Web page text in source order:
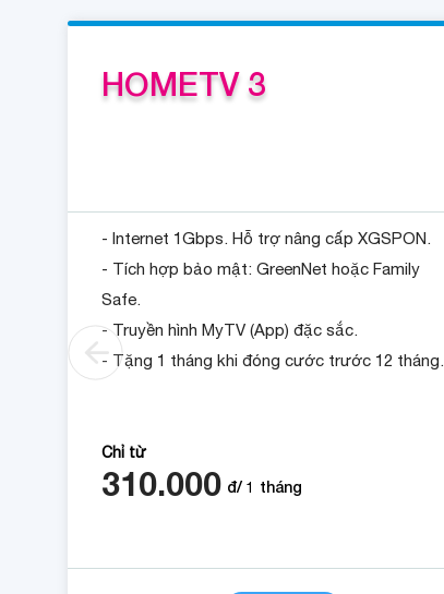
HOMETV 3
- Internet 1Gbps. Hỗ trợ nâng cấp XGSPON.
- Tích hợp bảo mật: GreenNet hoặc Family
Safe.
- Truyền hình MyTV (App) đặc sắc.
- Tặng 1 tháng khi đóng cước trước 12 tháng.
Chỉ từ
310.000 đ/1 tháng